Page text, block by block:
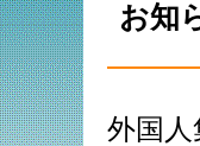
お知
外国